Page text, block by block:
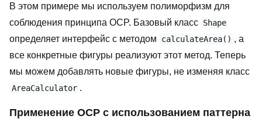
В этом примере мы используем полиморфизм для
соблюдения принципа OCP. Базовый класс Shape
определяет интерфейс с методом calculateArea() , а
все конкретные фигуры реализуют этот метод. Теперь
мы можем добавлять новые фигуры, не изменяя класс
AreaCalculator .
Применение OCP с использованием паттерна